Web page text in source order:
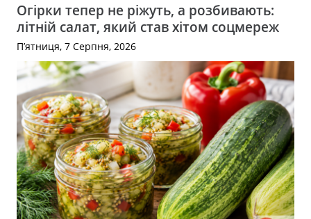
Огірки тепер не ріжуть, а розбивають:
літній салат, який став хітом соцмереж
П’ятниця, 7 Серпня, 2026